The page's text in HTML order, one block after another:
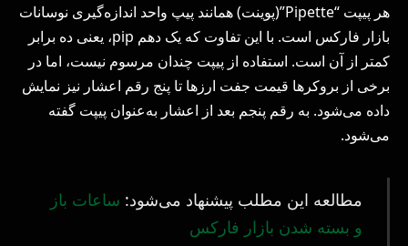
هر پیپت “Pipette”(پوینت) همانند پیپ واحد اندازه‌گیری نوسانات
بازار فارکس است. با این تفاوت که یک دهم pip، یعنی ده برابر
کمتر از آن است. استفاده از پیپت چندان مرسوم نیست، اما در
برخی از بروکرها قیمت جفت ‌ارزها تا پنج رقم اعشار نیز نمایش
داده می‌‌شود. به رقم پنجم بعد از اعشار به‌عنوان پیپت گفته
می‌شود.
مطالعه این مطلب پیشنهاد می‌شود: ساعات باز
و بسته شدن بازار فارکس